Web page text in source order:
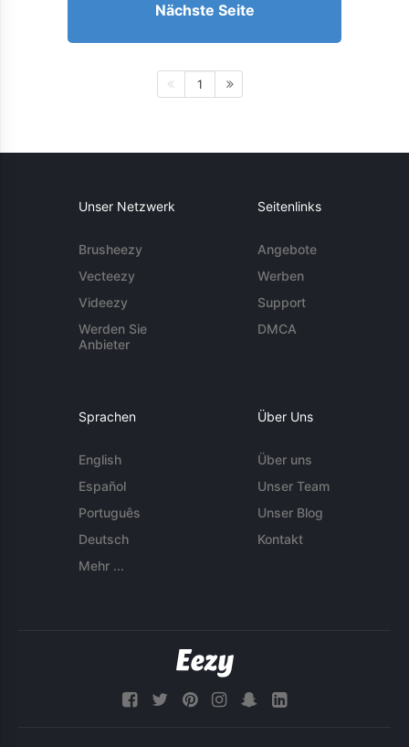
Nächste Seite
1
Unser Netzwerk
Brusheezy
Vecteezy
Videezy
Werden Sie
Anbieter
Seitenlinks
Angebote
Werben
Support
DMCA
Sprachen
English
Español
Português
Deutsch
Mehr ...
Über Uns
Über uns
Unser Team
Unser Blog
Kontakt